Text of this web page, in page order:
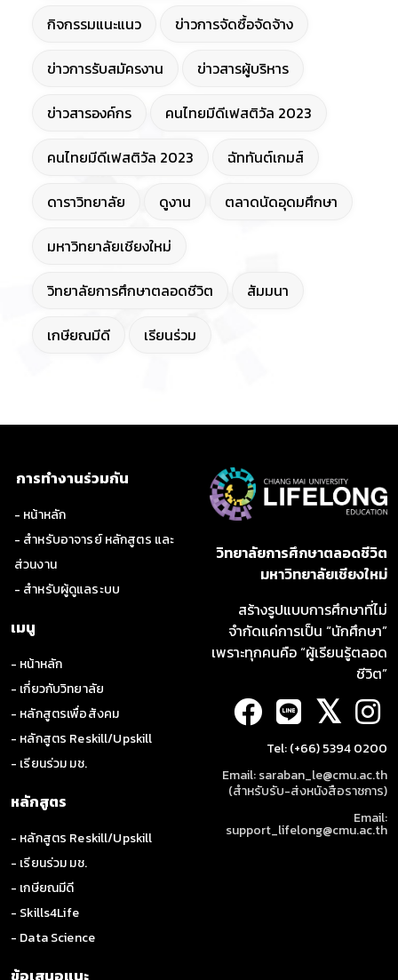
กิจกรรมแนะแนว ข่าวการจัดซื้อจัดจ้าง
ข่าวการรับสมัครงาน ข่าวสารผู้บริหาร
ข่าวสารองค์กร คนไทยมีดีเฟสติวัล 2023
คนไทยมีดีเฟสติวัล 2023 ฉัททันต์เกมส์
ดาราวิทยาลัย ดูงาน ตลาดนัดอุดมศึกษา
มหาวิทยาลัยเชียงใหม่
วิทยาลัยการศึกษาตลอดชีวิต สัมมนา
เกษียณมีดี เรียนร่วม
การทำงานร่วมกัน
- หน้าหลัก
- สำหรับอาจารย์ หลักสูตร และ
ส่วนงาน
- สำหรับผู้ดูแลระบบ
เมนู
- หน้าหลัก
- เกี่ยวกับวิทยาลัย
- หลักสูตรเพื่อสังคม
- หลักสูตร Reskill/Upskill
- เรียนร่วม มช.
หลักสูตร
- หลักสูตร Reskill/Upskill
- เรียนร่วม มช.
- เกษียณมีดี
- Skills4Life
- Data Science
ข้อเสนอแนะ
วิทยาลัยการศึกษาตลอดชีวิต
มหาวิทยาลัยเชียงใหม่
สร้างรูปแบบการศึกษาที่ไม่
จำกัดแค่การเป็น “นักศึกษา”
เพราะทุกคนคือ “ผู้เรียนรู้ตลอด
ชีวิต”
𝕏
Tel: (+66) 5394 0200
Email: saraban_le@cmu.ac.th
(สำหรับรับ-ส่งหนังสือราชการ)
Email:
support_lifelong@cmu.ac.th